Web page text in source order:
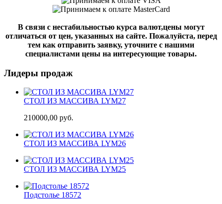
В связи с нестабильностью курса валют,цены могут
отличаться от цен, указанных на сайте. Пожалуйста, перед
тем как отправить заявку, уточните с нашими
специалистами цены на интересующие товары.
Лидеры продаж
СТОЛ ИЗ МАССИВА LYM27
210000,00 руб.
СТОЛ ИЗ МАССИВА LYM26
СТОЛ ИЗ МАССИВА LYM25
Подстолье 18572